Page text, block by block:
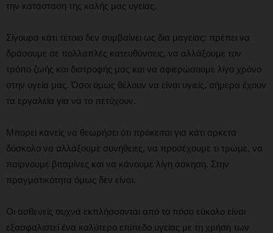
την κατάσταση της καλής μας υγείας.
Σίγουρα κάτι τέτοιο δεν συμβαίνει ως δια μαγείας: πρέπει να
δράσουμε σε πολλαπλές κατευθύνσεις, να αλλάξουμε τον
τρόπο ζωής και διατροφής μας και να αφιερώσουμε λίγο χρόνο
στην υγεία μας. Όσοι όμως θέλουν να είναι υγιείς, σήμερα έχουν
τα εργαλεία για να το πετύχουν.
Μπορεί κανείς να θεωρήσει ότι πρόκειται για κάτι αρκετά
δύσκολο να αλλάξουμε συνήθειες, να προσέχουμε τι τρώμε, να
παίρνουμε βιταμίνες και να κάνουμε λίγη άσκηση. Στην
πραγματικότητα όμως δεν είναι.
Οι ασθενείς συχνά εκπλήσσονται από το πόσο εύκολο είναι
εξασφαλιστεί ένα καλύτερο επίπεδο υγείας με τη χρήση των